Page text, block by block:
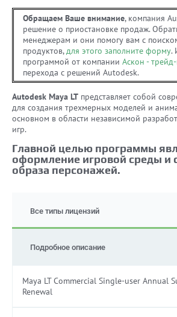
Обращаем Ваше внимание, компания
решение о приостановке продаж.
менеджерам и они помогу вам с
продуктов,для этого заполните форму.
программой от компании Аскон -
перехода с решений Autodesk.
Autodesk Maya LT представляет собой
для создания трехмерных моделей и
основном в области независимой
игр.
Главной целью программы
оформление игровой среды и
образа персонажей.
Все типы лицензий
Подробное описание
Maya LT Commercial Single-user Annual
Renewal